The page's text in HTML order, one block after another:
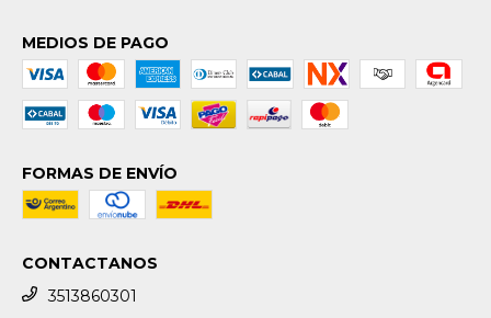
MEDIOS DE PAGO
FORMAS DE ENVÍO
CONTACTANOS
3513860301